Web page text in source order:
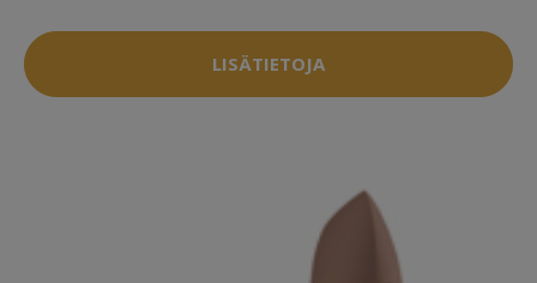
LISÄTIETOJA